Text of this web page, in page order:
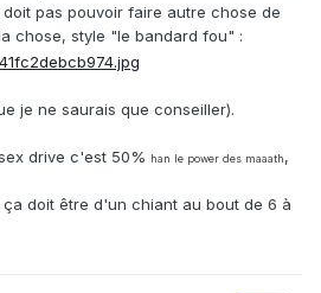
doit pas pouvoir faire autre chose de
chose, style "le bandard fou" :
je ne saurais que conseiller).
drive c'est 50% han le power des maaath,
ça doit être d'un chiant au bout de 6 à